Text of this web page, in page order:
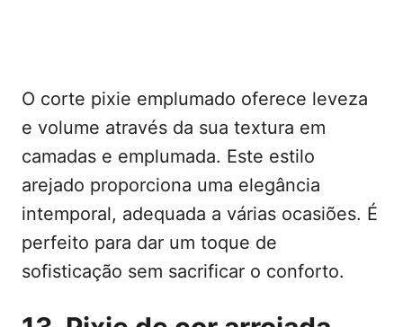
O corte pixie emplumado oferece leveza
e volume através da sua textura em
camadas e emplumada. Este estilo
arejado proporciona uma elegância
intemporal, adequada a várias ocasiões. É
perfeito para dar um toque de
sofisticação sem sacrificar o conforto.